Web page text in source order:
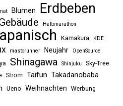
Blumen Erdbeben
Halbmarathon
Kamakura KDE
mastorunner Neujahr
OpenSource
Shinagawa Shinjuku Sky-Tree
Strom Taifun Takadanobaba
Ueno Weihnachten Werbung